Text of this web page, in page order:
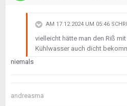
AM 17.12.2024 UM 05:46
vielleicht hätte man den Riß
Kühlwasser auch dicht
niemals
andreasma